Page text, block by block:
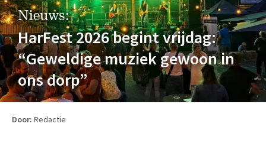
Nieuws:
HarFest 2026 begint vrijdag:
“Geweldige muziek gewoon in
ons dorp”
Door: Redactie